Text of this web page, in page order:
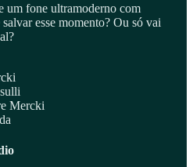
um fone ultramoderno com
esse momento? Ou só vai
Mercki